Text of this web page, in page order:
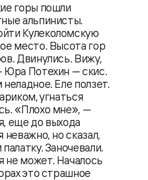
горы пошли
альпинисты.
Кулеколомскую
место. Высота гор
Двинулись. Вижу,
Юра Потехин — скис.
Еле ползет.
угнаться
«Плохо мне», —
еще до выхода
неважно, но сказал,
Заночевали.
не может. Началось
это страшное